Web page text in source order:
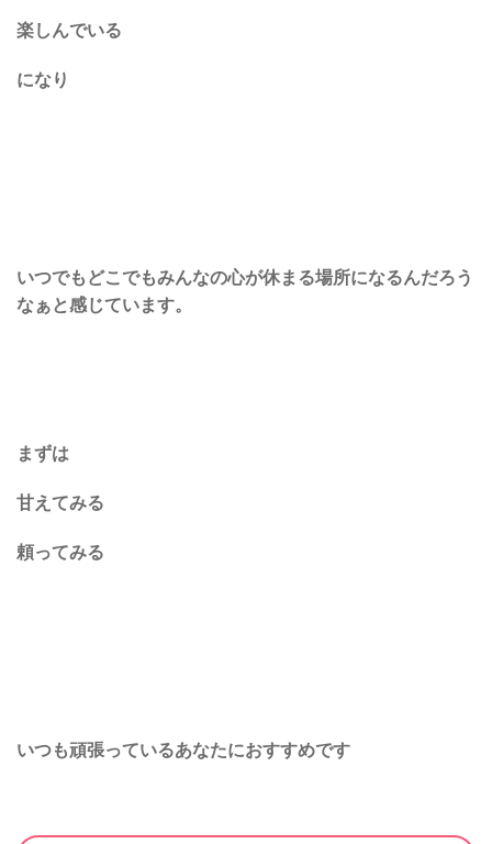
楽しんでいる
になり
いつでもどこでもみんなの心が休まる場所になるんだろう
なぁと感じています。
まずは
甘えてみる
頼ってみる
いつも頑張っているあなたにおすすめです